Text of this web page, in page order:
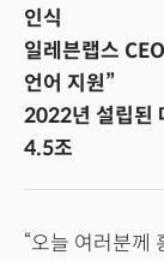
인식
일레븐랩스
언어 지원”
2022년 설립된
4.5조
“오늘 여러분께